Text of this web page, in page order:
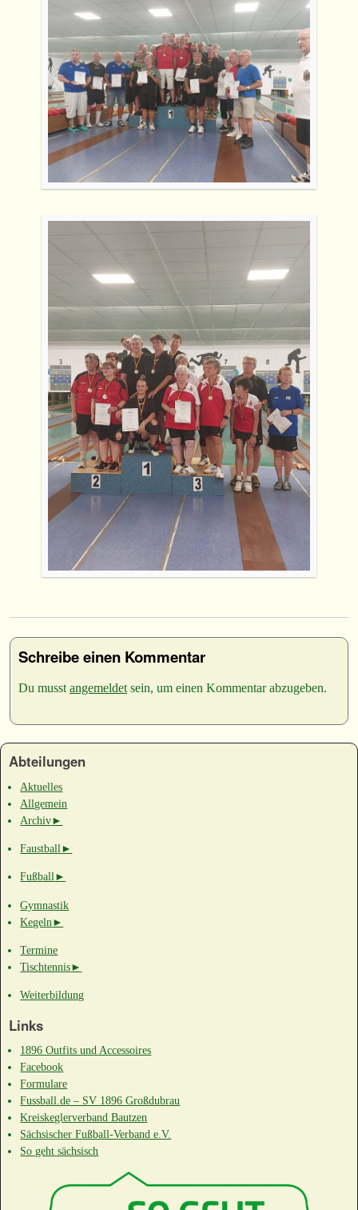
Schreibe einen Kommentar
Du musst angemeldet sein, um einen Kommentar abzugeben.
Abteilungen
Aktuelles
Allgemein
Archiv►
Faustball►
Fußball►
Gymnastik
Kegeln►
Termine
Tischtennis►
Weiterbildung
Links
1896 Outfits und Accessoires
Facebook
Formulare
Fussball.de – SV 1896 Großdubrau
Kreiskeglerverband Bautzen
Sächsischer Fußball-Verband e.V.
So geht sächsisch